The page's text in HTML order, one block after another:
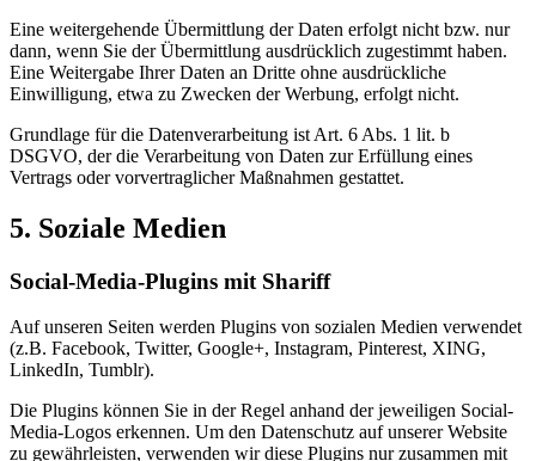
Eine weitergehende Übermittlung der Daten erfolgt nicht bzw. nur
dann, wenn Sie der Übermittlung ausdrücklich zugestimmt haben.
Eine Weitergabe Ihrer Daten an Dritte ohne ausdrückliche
Einwilligung, etwa zu Zwecken der Werbung, erfolgt nicht.
Grundlage für die Datenverarbeitung ist Art. 6 Abs. 1 lit. b
DSGVO, der die Verarbeitung von Daten zur Erfüllung eines
Vertrags oder vorvertraglicher Maßnahmen gestattet.
5. Soziale Medien
Social-Media-Plugins mit Shariff
Auf unseren Seiten werden Plugins von sozialen Medien verwendet
(z.B. Facebook, Twitter, Google+, Instagram, Pinterest, XING,
LinkedIn, Tumblr).
Die Plugins können Sie in der Regel anhand der jeweiligen Social-
Media-Logos erkennen. Um den Datenschutz auf unserer Website
zu gewährleisten, verwenden wir diese Plugins nur zusammen mit